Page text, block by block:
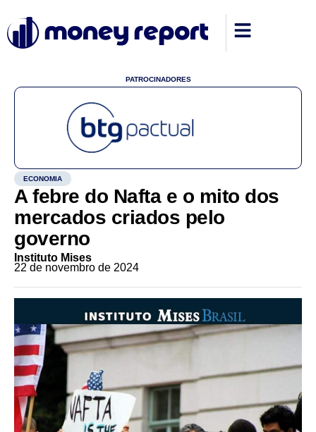
PATROCINADORES
ECONOMIA
A febre do Nafta e o mito dos
mercados criados pelo
governo
Instituto Mises
22 de novembro de 2024